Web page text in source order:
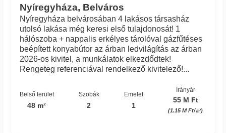
Nyíregyháza, Belváros
Nyíregyháza belvárosában 4 lakásos társasház
utolsó lakása még keresi első tulajdonosát! 1
hálószoba + nappalis erkélyes tárolóval gázfűtéses
beépített konyabútor az árban ledvilágítás az árban
2026-os kivitel, a munkálatok elkezdődtek!
Rengeteg referenciával rendelkező kivitelező!...
Belső terület
48 m²
Szobák
2
Emelet
1
Irányár
55 M Ft
(1.15 M Ft/㎡)